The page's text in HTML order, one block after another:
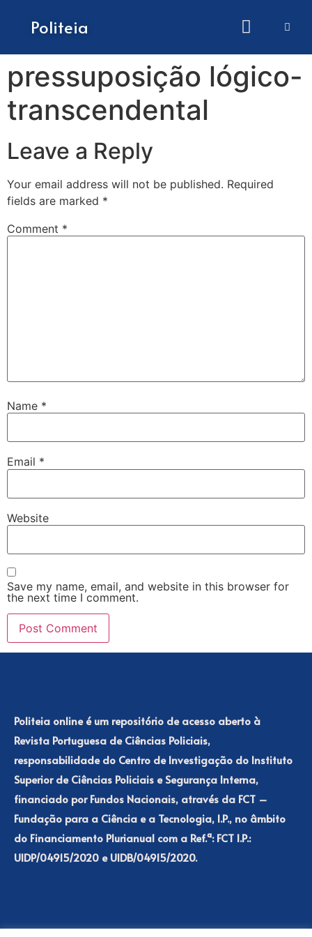
Politeia
pressuposição lógico-
transcendental
Leave a Reply
Your email address will not be published. Required
fields are marked *
Comment *
Name *
Email *
Website
Save my name, email, and website in this browser for
the next time I comment.
Politeia online é um repositório de acesso aberto à
Revista Portuguesa de Ciências Policiais,
responsabilidade do Centro de Investigação do Instituto
Superior de Ciências Policiais e Segurança Interna,
financiado por Fundos Nacionais, através da FCT –
Fundação para a Ciência e a Tecnologia, I.P., no âmbito
do Financiamento Plurianual com a Ref.ª: FCT I.P.:
UIDP/04915/2020 e UIDB/04915/2020.